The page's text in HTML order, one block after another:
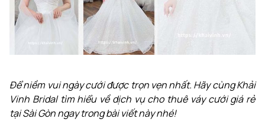
Để niềm vui ngày cưới được trọn vẹn nhất. Hãy cùng Khải
Vinh Bridal tìm hiểu về dịch vụ cho thuê váy cưới giá rẻ
tại Sài Gòn ngay trong bài viết này nhé!